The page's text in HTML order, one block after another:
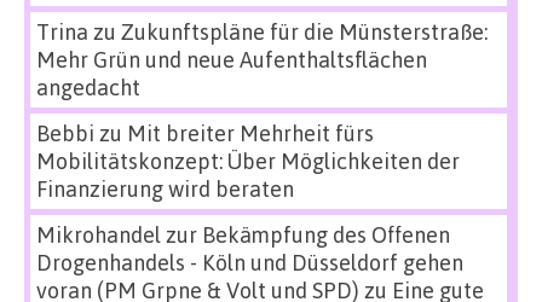
Trina zu Zukunftspläne für die Münsterstraße:
Mehr Grün und neue Aufenthaltsflächen
angedacht
Bebbi zu Mit breiter Mehrheit fürs
Mobilitätskonzept: Über Möglichkeiten der
Finanzierung wird beraten
Mikrohandel zur Bekämpfung des Offenen
Drogenhandels - Köln und Düsseldorf gehen
voran (PM Grpne & Volt und SPD) zu Eine gute